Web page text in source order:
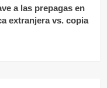
a las prepagas en
extranjera vs. copia